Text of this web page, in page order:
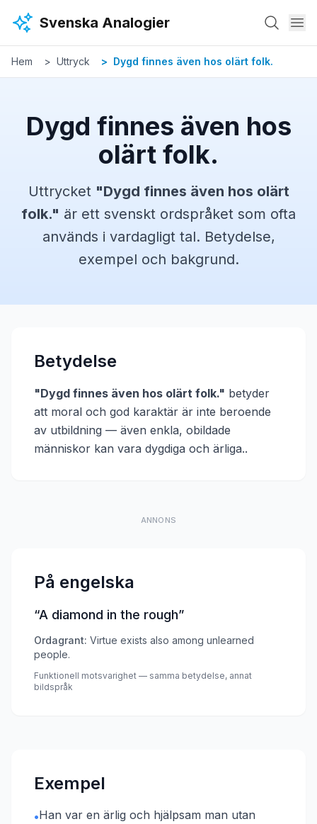
Svenska Analogier
Hem Uttryck Dygd finnes även hos olärt folk.
Dygd finnes även hos
olärt folk.
Uttrycket "Dygd finnes även hos olärt
folk." är ett svenskt ordspråket som ofta
används i vardagligt tal. Betydelse,
exempel och bakgrund.
Betydelse
"Dygd finnes även hos olärt folk." betyder
att moral och god karaktär är inte beroende
av utbildning — även enkla, obildade
människor kan vara dygdiga och ärliga..
ANNONS
På engelska
“A diamond in the rough”
Ordagrant: Virtue exists also among unlearned
people.
Funktionell motsvarighet — samma betydelse, annat
bildspråk
Exempel
•Han var en ärlig och hjälpsam man utan